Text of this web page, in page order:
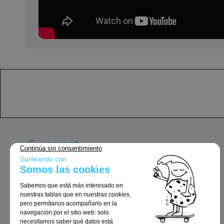
Support
Términos y condiciones generales
Entrega y devoluciones
Avisos legales
Política de privacidad